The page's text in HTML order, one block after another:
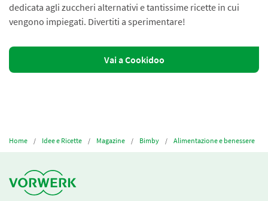
dedicata agli zuccheri alternativi e tantissime ricette in cui
vengono impiegati. Divertiti a sperimentare!
Vai a Cookidoo
Home Idee e Ricette Magazine Bimby Alimentazione e benessere